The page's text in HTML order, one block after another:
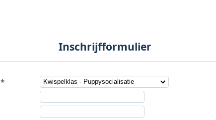
Inschrijfformulier
*